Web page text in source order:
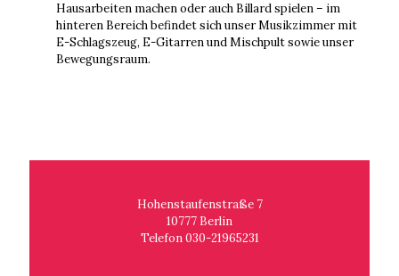
Hausarbeiten machen oder auch Billard spielen – im
hinteren Bereich befindet sich unser Musikzimmer mit
E-Schlagszeug, E-Gitarren und Mischpult sowie unser
Bewegungsraum.
Hohenstaufenstraße 7
10777 Berlin
Telefon 030-21965231